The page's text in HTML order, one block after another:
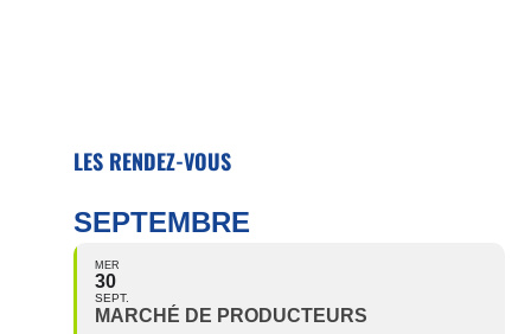
LES RENDEZ-VOUS
SEPTEMBRE
MER
30
SEPT.
MARCHÉ DE PRODUCTEURS